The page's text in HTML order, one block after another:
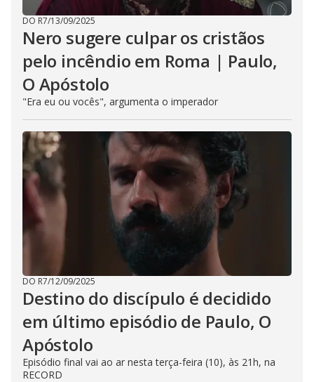
DO R7/13/09/2025
Nero sugere culpar os cristãos
pelo incêndio em Roma | Paulo,
O Apóstolo
"Era eu ou vocês", argumenta o imperador
DO R7/12/09/2025
Destino do discípulo é decidido
em último episódio de Paulo, O
Apóstolo
Episódio final vai ao ar nesta terça-feira (10), às 21h, na
RECORD